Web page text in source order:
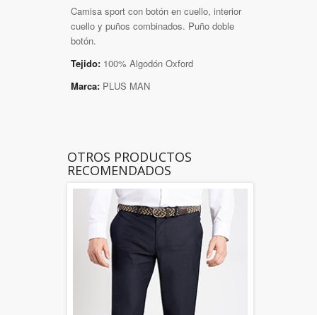
Camisa sport con botón en cuello, interior
cuello y puños combinados. Puño doble
botón.
Tejido: 100% Algodón Oxford
Marca: PLUS MAN
OTROS PRODUCTOS
RECOMENDADOS